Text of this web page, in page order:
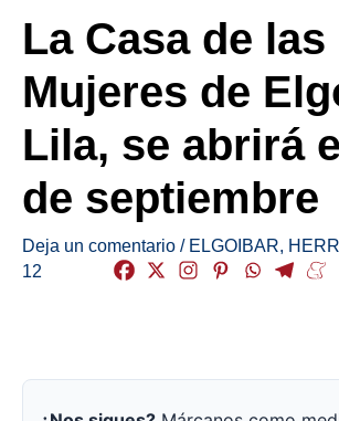
La Casa de las
Mujeres de
Lila, se abrirá
de septiembre
Deja un comentario / ELGOIBAR,
12